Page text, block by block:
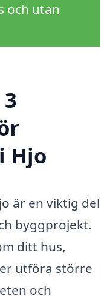
och utan
Hjo
är en viktig del
byggprojekt.
ditt hus,
utföra större
och